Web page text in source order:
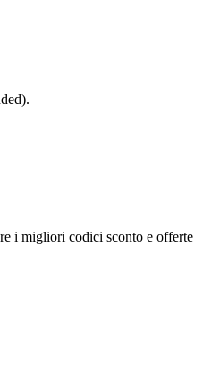
i migliori codici sconto e offerte